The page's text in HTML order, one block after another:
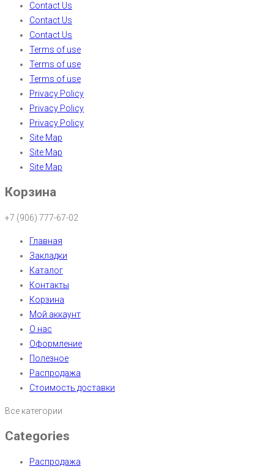
Contact Us
Contact Us
Contact Us
Terms of use
Terms of use
Terms of use
Privacy Policy
Privacy Policy
Privacy Policy
Site Map
Site Map
Site Map
Корзина
+7 (906) 777-67-02
Главная
Закладки
Каталог
Контакты
Корзина
Мой аккаунт
О нас
Оформление
Полезное
Распродажа
Стоимость доставки
Все категории
Categories
Распродажа